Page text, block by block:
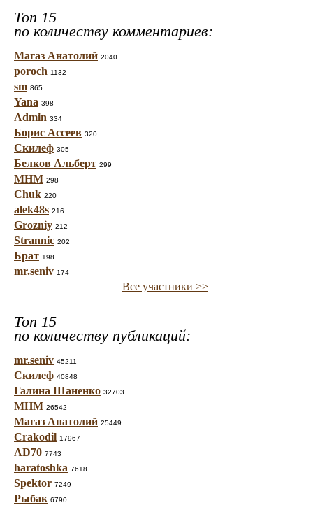
Топ 15
по количеству комментариев:
Магаз Анатолий 2040
poroch 1132
sm 865
Yana 398
Admin 334
Борис Ассеев 320
Скилеф 305
Белков Альберт 299
МНМ 298
Chuk 220
alek48s 216
Grozniy 212
Strannic 202
Брат 198
mr.seniv 174
Все участники >>
Топ 15
по количеству публикаций:
mr.seniv 45211
Скилеф 40848
Галина Шаненко 32703
МНМ 26542
Магаз Анатолий 25449
Crakodil 17967
AD70 7743
haratoshka 7618
Spektor 7249
Рыбак 6790